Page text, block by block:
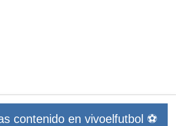
contenido en vivoelfutbol ⚽